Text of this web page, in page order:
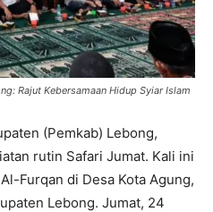
Rajut Kebersamaan Hidup Syiar Islam
(Pemkab) Lebong,
rutin Safari Jumat. Kali ini
Furqan di Desa Kota Agung,
Lebong. Jumat, 24